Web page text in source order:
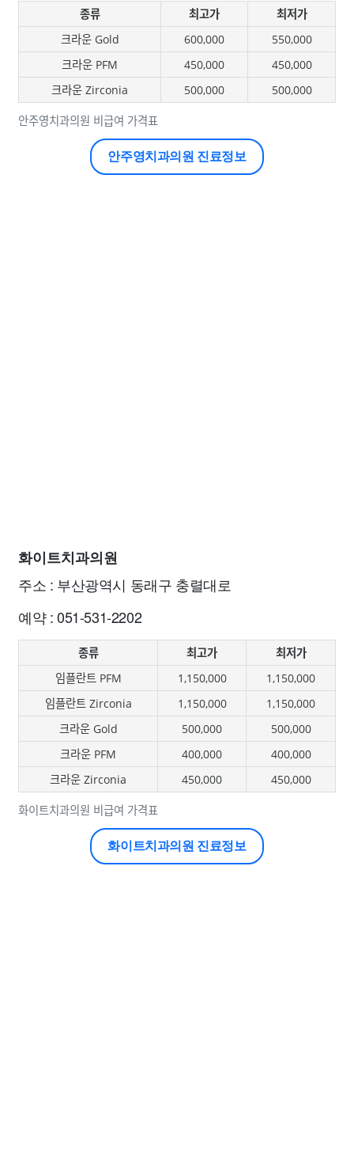
안주영치과의원 비급여 가격표
종류 최고가
최저가
크라운 Gold
600,000
550,000
크라운 PFM
450,000
450,000
크라운 Zirconia
500,000 500,000
안주영치과의원 진료정보
화이트치과의원
주소 : 부산광역시 동래구 충렬대로
예약 : 051-531-2202
화이트치과의원 비급여 가격표
종류 최고가
최저가
임플란트 PFM
1,150,000
1,150,000
임플란트 Zirconia
1,150,000
1,150,000
크라운 Gold
500,000
500,000
크라운 PFM
400,000
400,000
크라운 Zirconia
450,000 450,000
화이트치과의원 진료정보